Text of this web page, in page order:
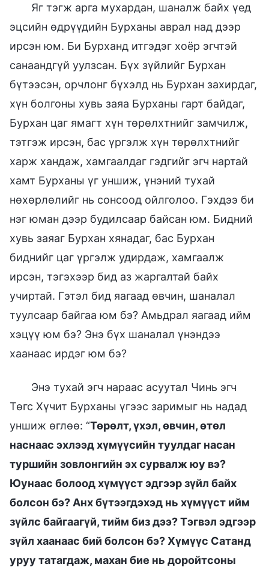
Яг тэгж арга мухардан, шаналж байх үед
эцсийн өдрүүдийн Бурханы аврал над дээр
ирсэн юм. Би Бурханд итгэдэг хоёр эгчтэй
санаандгүй уулзсан. Бүх зүйлийг Бурхан
бүтээсэн, орчлонг бүхэлд нь Бурхан захирдаг,
хүн болгоны хувь заяа Бурханы гарт байдаг,
Бурхан цаг ямагт хүн төрөлхтнийг замчилж,
тэтгэж ирсэн, бас үргэлж хүн төрөлхтнийг
харж хандаж, хамгаалдаг гэдгийг эгч нартай
хамт Бурханы үг уншиж, үнэний тухай
нөхөрлөлийг нь сонсоод ойлголоо. Гэхдээ би
нэг юман дээр будилсаар байсан юм. Бидний
хувь заяаг Бурхан хянадаг, бас Бурхан
биднийг цаг үргэлж удирдаж, хамгаалж
ирсэн, тэгэхээр бид аз жаргалтай байх
учиртай. Гэтэл бид яагаад өвчин, шаналал
туулсаар байгаа юм бэ? Амьдрал яагаад ийм
хэцүү юм бэ? Энэ бүх шаналал үнэндээ
хаанаас ирдэг юм бэ?
Энэ тухай эгч нараас асуутал Чинь эгч
Төгс Хүчит Бурханы үгээс заримыг нь надад
уншиж өглөө: “Төрөлт, үхэл, өвчин, өтөл
наснаас эхлээд хүмүүсийн туулдаг насан
туршийн зовлонгийн эх сурвалж юу вэ?
Юунаас болоод хүмүүст эдгээр зүйл байх
болсон бэ? Анх бүтээгдэхэд нь хүмүүст ийм
зүйлс байгаагүй, тийм биз дээ? Тэгвэл эдгээр
зүйл хаанаас бий болсон бэ? Хүмүүс Сатанд
уруу татагдаж, махан бие нь доройтсоны